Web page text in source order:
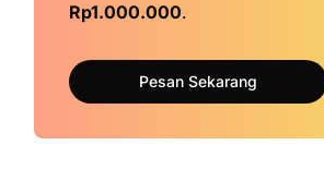
Rp1.000.000.
Pesan Sekarang